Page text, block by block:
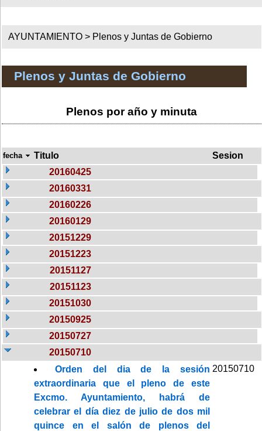
AYUNTAMIENTO > Plenos y Juntas de Gobierno
Plenos y Juntas de Gobierno
Plenos por año y minuta
fecha Titulo
Sesion
20160425
20160331
20160226
20160129
20151229
20151223
20151127
20151123
20151030
20150925
20150727
20150710
Orden del dia de la sesión
extraordinaria que el pleno de este
Excmo. Ayuntamiento, habrá de
celebrar el día diez de julio de dos mil
quince en el salón de plenos del
20150710